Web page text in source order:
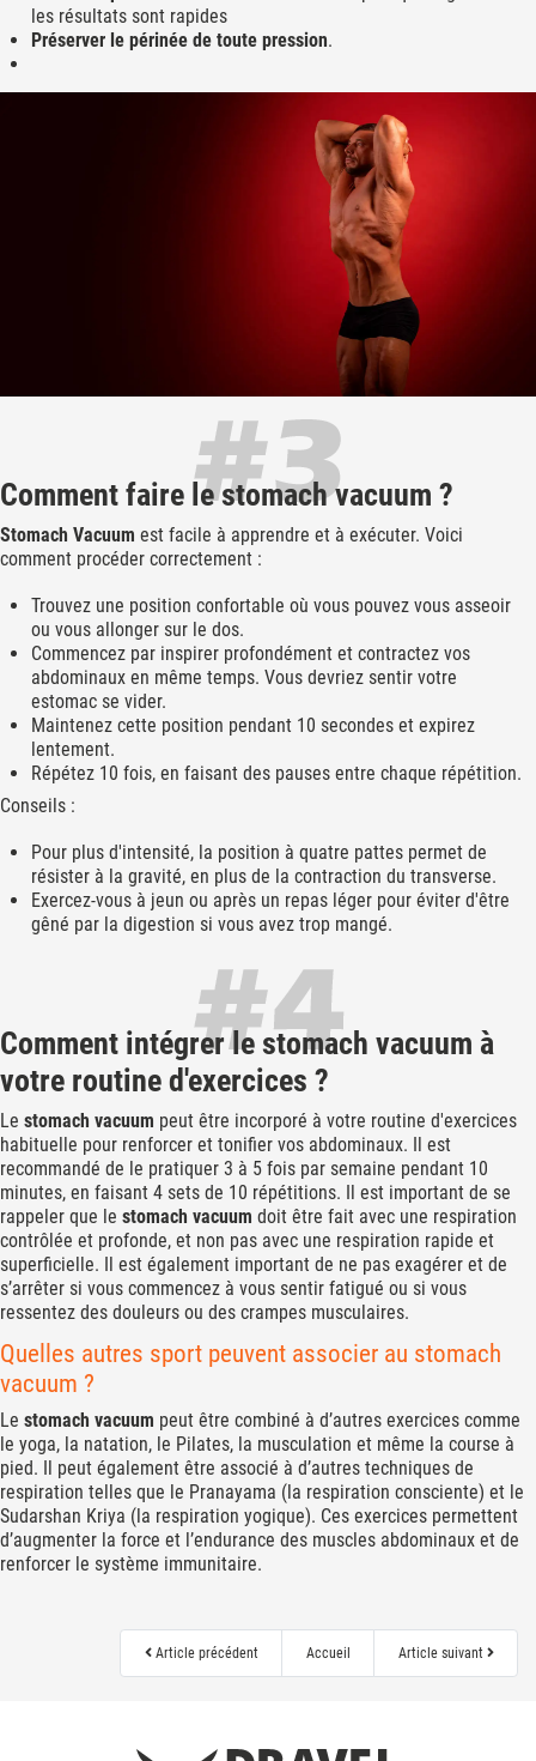
les résultats sont rapides
Préserver le périnée de toute pression.
Comment faire le stomach vacuum ?
Stomach Vacuum est facile à apprendre et à exécuter. Voici
comment procéder correctement :
Trouvez une position confortable où vous pouvez vous asseoir
ou vous allonger sur le dos.
Commencez par inspirer profondément et contractez vos
abdominaux en même temps. Vous devriez sentir votre
estomac se vider.
Maintenez cette position pendant 10 secondes et expirez
lentement.
Répétez 10 fois, en faisant des pauses entre chaque répétition.
Conseils :
Pour plus d'intensité, la position à quatre pattes permet de
résister à la gravité, en plus de la contraction du transverse.
Exercez-vous à jeun ou après un repas léger pour éviter d'être
gêné par la digestion si vous avez trop mangé.
Comment intégrer le stomach vacuum à
votre routine d'exercices ?
Le stomach vacuum peut être incorporé à votre routine d'exercices
habituelle pour renforcer et tonifier vos abdominaux. Il est
recommandé de le pratiquer 3 à 5 fois par semaine pendant 10
minutes, en faisant 4 sets de 10 répétitions. Il est important de se
rappeler que le stomach vacuum doit être fait avec une respiration
contrôlée et profonde, et non pas avec une respiration rapide et
superficielle. Il est également important de ne pas exagérer et de
s’arrêter si vous commencez à vous sentir fatigué ou si vous
ressentez des douleurs ou des crampes musculaires.
Quelles autres sport peuvent associer au stomach
vacuum ?
Le stomach vacuum peut être combiné à d’autres exercices comme
le yoga, la natation, le Pilates, la musculation et même la course à
pied. Il peut également être associé à d’autres techniques de
respiration telles que le Pranayama (la respiration consciente) et le
Sudarshan Kriya (la respiration yogique). Ces exercices permettent
d’augmenter la force et l’endurance des muscles abdominaux et de
renforcer le système immunitaire.
Article précédent Accueil Article suivant